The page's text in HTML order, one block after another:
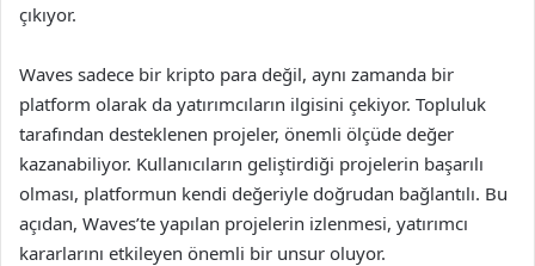
çıkıyor.
Waves sadece bir kripto para değil, aynı zamanda bir
platform olarak da yatırımcıların ilgisini çekiyor. Topluluk
tarafından desteklenen projeler, önemli ölçüde değer
kazanabiliyor. Kullanıcıların geliştirdiği projelerin başarılı
olması, platformun kendi değeriyle doğrudan bağlantılı. Bu
açıdan, Waves’te yapılan projelerin izlenmesi, yatırımcı
kararlarını etkileyen önemli bir unsur oluyor.